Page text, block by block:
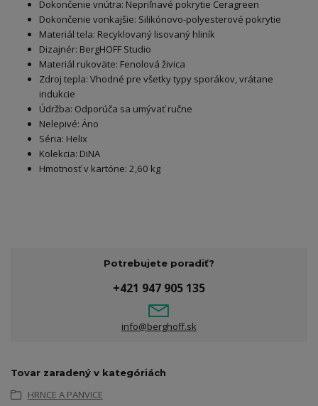
Dokončenie vnútra: Nepriľnavé pokrytie Ceragreen
Dokončenie vonkajšie: Silikónovo-polyesterové pokrytie
Materiál tela: Recyklovaný lisovaný hliník
Dizajnér: BergHOFF Studio
Materiál rukoväte: Fenolová živica
Zdroj tepla: Vhodné pre všetky typy sporákov, vrátane
indukcie
Údržba: Odporúča sa umývať ručne
Nelepivé: Áno
Séria: Helix
Kolekcia: DiNA
Hmotnosť v kartóne: 2,60 kg
Potrebujete poradiť?
+421 947 905 135
info@berghoff.sk
Tovar zaradený v kategóriách
HRNCE A PANVICE